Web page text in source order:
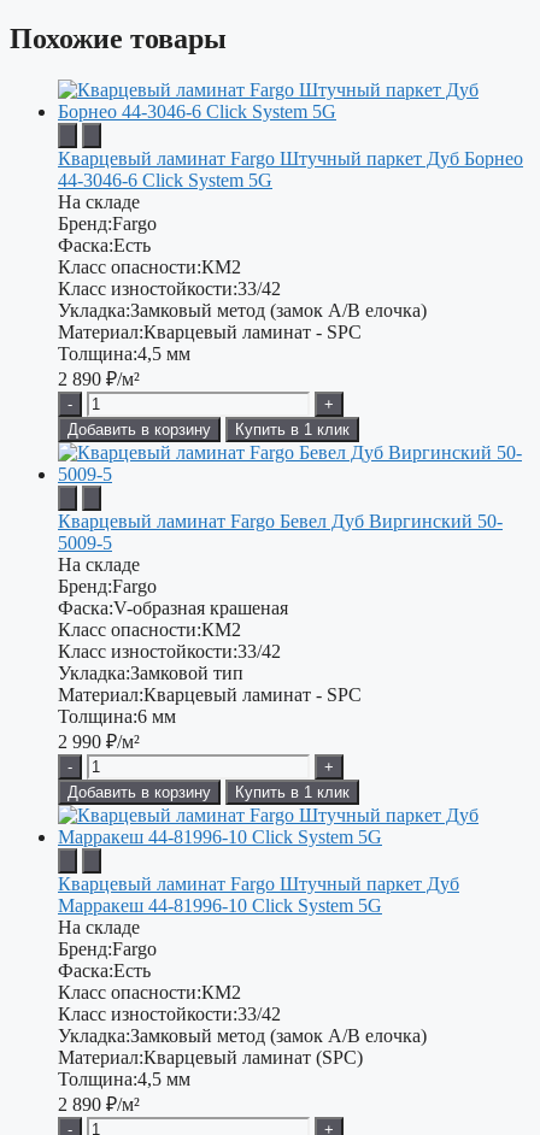
Похожие товары
Кварцевый ламинат Fargo Штучный паркет Дуб Борнео
44-3046-6 Click System 5G
На складе
Бренд:Fargo
Фаска:Есть
Класс опасности:КМ2
Класс изностойкости:33/42
Укладка:Замковый метод (замок А/В елочка)
Материал:Кварцевый ламинат - SPC
Толщина:4,5 мм
2 890 ₽/м²
-
+
Добавить в корзину
Купить в 1 клик
Кварцевый ламинат Fargo Бевел Дуб Виргинский 50-
5009-5
На складе
Бренд:Fargo
Фаска:V-образная крашеная
Класс опасности:КМ2
Класс изностойкости:33/42
Укладка:Замковой тип
Материал:Кварцевый ламинат - SPC
Толщина:6 мм
2 990 ₽/м²
-
+
Добавить в корзину
Купить в 1 клик
Кварцевый ламинат Fargo Штучный паркет Дуб
Марракеш 44-81996-10 Click System 5G
На складе
Бренд:Fargo
Фаска:Есть
Класс опасности:КМ2
Класс изностойкости:33/42
Укладка:Замковый метод (замок A/B елочка)
Материал:Кварцевый ламинат (SPC)
Толщина:4,5 мм
2 890 ₽/м²
- +